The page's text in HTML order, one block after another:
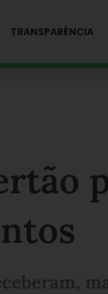
TRANSPARÊNCIA